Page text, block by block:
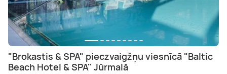
"Brokastis & SPA" pieczvaigžņu viesnīcā "Baltic
Beach Hotel & SPA" Jūrmalā